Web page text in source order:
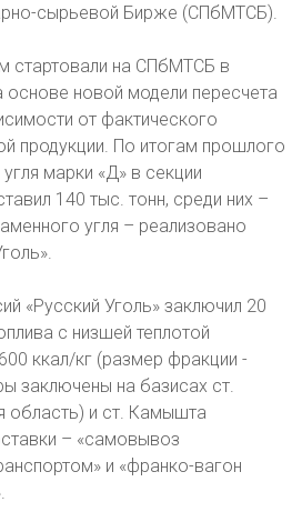
сырьевой Бирже (СПбМТСБ).
стартовали на СПбМТСБ в
основе новой модели пересчета
от фактического
продукции. По итогам прошлого
марки «Д» в секции
140 тыс. тонн, среди них –
угля – реализовано
«Русский Уголь» заключил 20
с низшей теплотой
ккал/кг (размер фракции -
заключены на базисах ст.
область) и ст. Камышта
– «самовывоз
и «франко-вагон